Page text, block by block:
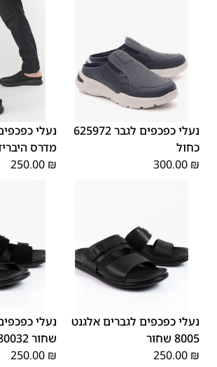
נעלי כפכפים לגבר 625972
כחול
300.00 ₪
נעלי
מדרס היברידי 5505
250.00 ₪
נעלי כפכפים לגברים אלגנט
8005 שחור
250.00 ₪
נעלי
שחור 80032
250.00 ₪